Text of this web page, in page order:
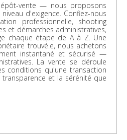
vente — nous proposons
d'exigence. Confiez-nous
professionnelle, shooting
et démarches administratives,
chaque étape de A à Z. Une
trouvé.e, nous achetons
instantané et sécurisé —
La vente se déroule
conditions qu'une transaction
et la sérénité que